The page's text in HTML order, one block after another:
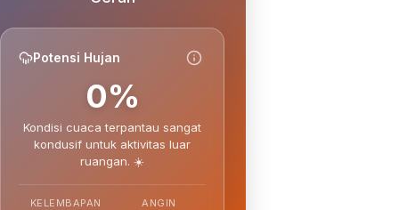
Potensi Hujan
0%
Kondisi cuaca terpantau sangat
kondusif untuk aktivitas luar
ruangan. ☀️
KELEMBAPAN ANGIN